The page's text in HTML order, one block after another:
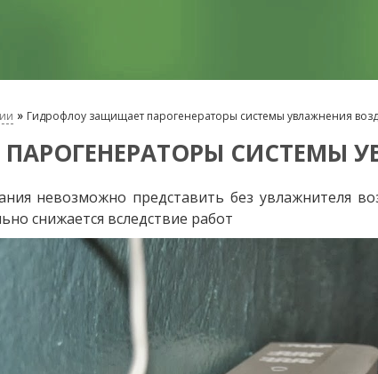
» Гидрофлоу защищает парогенераторы системы увлажнения
СИСТЕМЫ
невозможно представить без увлажнителя
снижается вследствие работ